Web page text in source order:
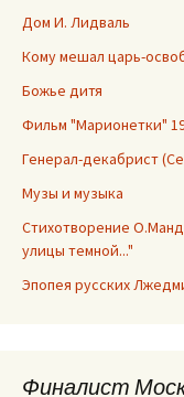
Дом И. Лидваль
Кому мешал царь-
Божье дитя
Фильм "Марионетки"
Генерал-декабрист
Музы и музыка
Стихотворение
улицы темной..."
Эпопея русских
Финалист